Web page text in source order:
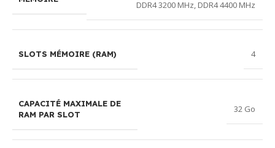
DDR4 3200 MHz, DDR4 4400 MHz
SLOTS MÉMOIRE (RAM) 4
CAPACITÉ MAXIMALE DE
RAM PAR SLOT
32 Go